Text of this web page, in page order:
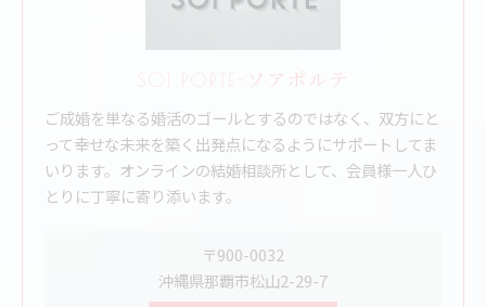
SOI PORTE-ソアポルテ
ご成婚を単なる婚活のゴールとするのではなく、双方にと
って幸せな未来を築く出発点になるようにサポートしてま
いります。オンラインの結婚相談所として、会員様一人ひ
とりに丁寧に寄り添います。
〒900-0032
沖縄県那覇市松山2-29-7